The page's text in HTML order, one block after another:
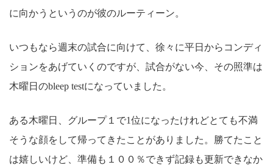
に向かうというのが彼のルーティーン。
いつもなら週末の試合に向けて、徐々に平日からコンディ
ションをあげていくのですが、試合がない今、その照準は
木曜日のbleep testになっていました。
ある木曜日、グループ１で1位になったけれどとても不満
そうな顔をして帰ってきたことがありました。勝てたこと
は嬉しいけど、準備も１００％できず記録も更新できなか